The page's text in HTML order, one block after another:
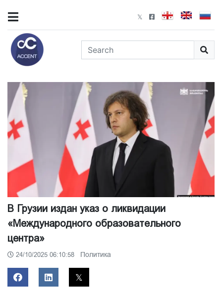
В Грузии издан указ о ликвидации
«Международного образовательного
центра»
24/10/2025 06:10:58 Политика